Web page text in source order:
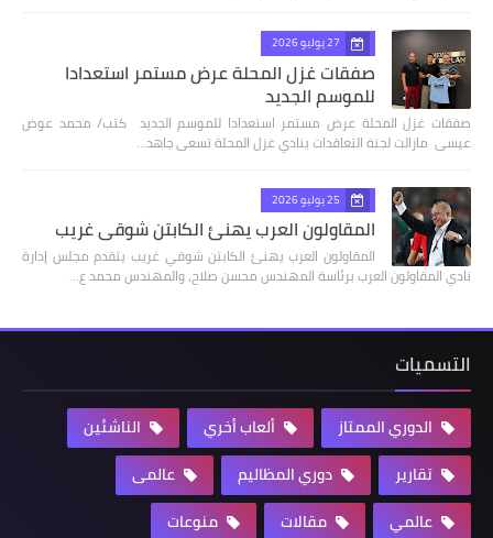
27 يوليو 2026
صفقات غزل المحلة عرض مستمر استعدادا
للموسم الجديد
صفقات غزل المحلة عرض مستمر استعدادا للموسم الجديد كتب/ محمد عوض
عيسى مازالت لجنة التعاقدات بنادي غزل المحلة تسعى جاهد…
25 يوليو 2026
المقاولون العرب يهنئ الكابتن شوقي غريب
المقاولون العرب يهنئ الكابتن شوقي غريب يتقدم مجلس إدارة
نادي المقاولون العرب برئاسة المهندس محسن صلاح، والمهندس محمد ع…
التسميات
الدوري الممتاز ألعاب أخري
الناشئين
تقارير
دوري المظاليم
عالمى
عالمي
مقالات منوعات